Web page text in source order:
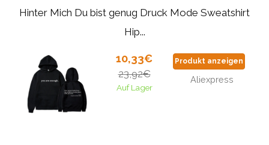
Hinter Mich Du bist genug Druck Mode Sweatshirt
Hip...
10,33€
23,92€
Auf Lager
Produkt anzeigen
Aliexpress